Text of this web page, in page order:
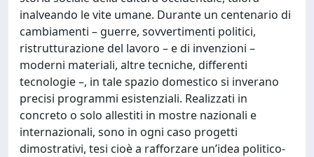
inalveando le vite umane. Durante un centenario di
cambiamenti – guerre, sovvertimenti politici,
ristrutturazione del lavoro – e di invenzioni –
moderni materiali, altre tecniche, differenti
tecnologie –, in tale spazio domestico si inverano
precisi programmi esistenziali. Realizzati in
concreto o solo allestiti in mostre nazionali e
internazionali, sono in ogni caso progetti
dimostrativi, tesi cioè a rafforzare un’idea politico-